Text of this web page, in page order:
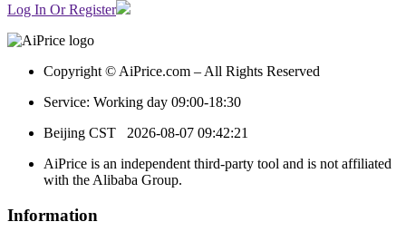
Log In Or Register
Copyright © AiPrice.com – All Rights Reserved
Service: Working day 09:00-18:30
Beijing CST 2026-08-07 09:42:21
AiPrice is an independent third-party tool and is not affiliated
with the Alibaba Group.
Information